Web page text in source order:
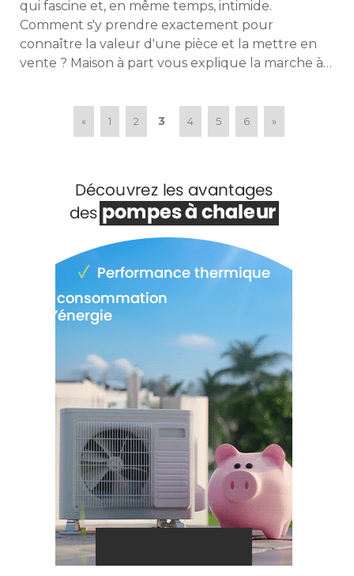
qui fascine et, en même temps, intimide.
Comment s'y prendre exactement pour
connaître la valeur d'une pièce et la mettre en
vente ? Maison à part vous explique la marche à
« 1 2 3 4 5 6 »